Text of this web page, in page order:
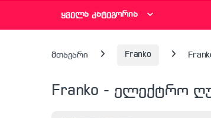
ყველა კატეგორია
მთავარი Franko
Franko - ელექტრო